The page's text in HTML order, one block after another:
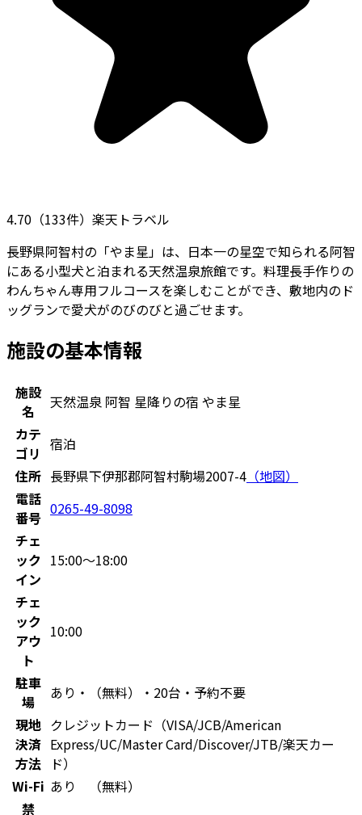
4.70 （133件） 楽天トラベル
長野県阿智村の「やま星」は、日本一の星空で知られる阿智
にある小型犬と泊まれる天然温泉旅館です。料理長手作りの
わんちゃん専用フルコースを楽しむことができ、敷地内のド
ッグランで愛犬がのびのびと過ごせます。
施設の基本情報
施設
名
天然温泉 阿智 星降りの宿 やま星
カテ
ゴリ 宿泊
住所 長野県下伊那郡阿智村駒場2007-4 （地図）
電話
番号 0265-49-8098
チェ
ック
イン
15:00〜18:00
チェ
ック
アウ
ト
10:00
駐車
場
あり・（無料）・20台・予約不要
現地
決済
方法
クレジットカード（VISA/JCB/American
Express/UC/Master Card/Discover/JTB/楽天カー
ド）
Wi-Fi あり （無料）
禁